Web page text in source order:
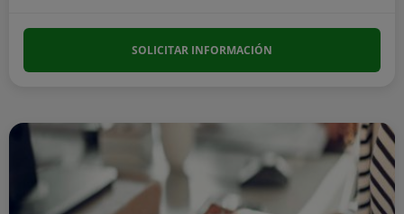
SOLICITAR INFORMACIÓN